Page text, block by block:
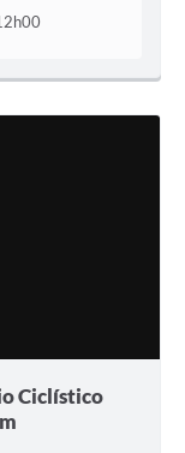
Ciclístico